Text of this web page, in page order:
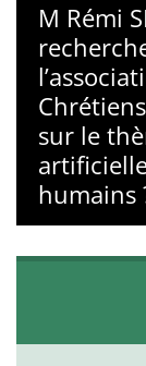
M Rémi
sur le
humains